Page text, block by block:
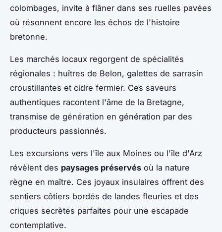
colombages, invite à flâner dans ses ruelles pavées
où résonnent encore les échos de l'histoire
bretonne.
Les marchés locaux regorgent de spécialités
régionales : huîtres de Belon, galettes de sarrasin
croustillantes et cidre fermier. Ces saveurs
authentiques racontent l'âme de la Bretagne,
transmise de génération en génération par des
producteurs passionnés.
Les excursions vers l'île aux Moines ou l'île d'Arz
révèlent des paysages préservés où la nature
règne en maître. Ces joyaux insulaires offrent des
sentiers côtiers bordés de landes fleuries et des
criques secrètes parfaites pour une escapade
contemplative.